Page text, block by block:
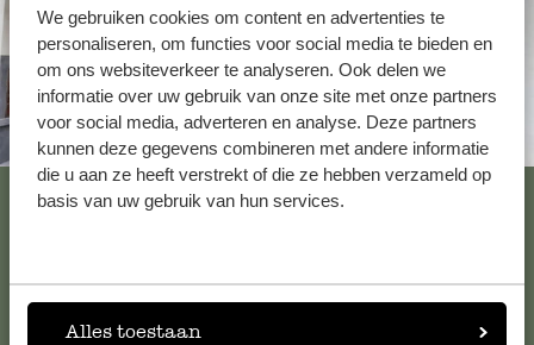
We gebruiken cookies om content en advertenties te
personaliseren, om functies voor social media te bieden en
om ons websiteverkeer te analyseren. Ook delen we
informatie over uw gebruik van onze site met onze partners
voor social media, adverteren en analyse. Deze partners
kunnen deze gegevens combineren met andere informatie
die u aan ze heeft verstrekt of die ze hebben verzameld op
basis van uw gebruik van hun services.
Alles toestaan
Altijd in de buurt
Bekijk alle 62 winkels
Klantenservice